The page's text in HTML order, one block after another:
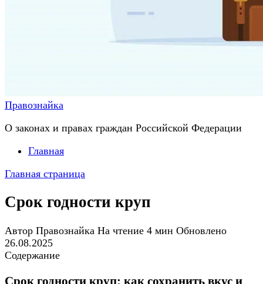
Правознайка
О законах и правах граждан Российской Федерации
Главная
Главная страница
Срок годности круп
Автор Правознайка На чтение 4 мин Обновлено
26.08.2025
Содержание
Срок годности круп: как сохранить вкус и